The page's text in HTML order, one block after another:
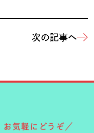
次の記事へ
気軽にどうぞ／